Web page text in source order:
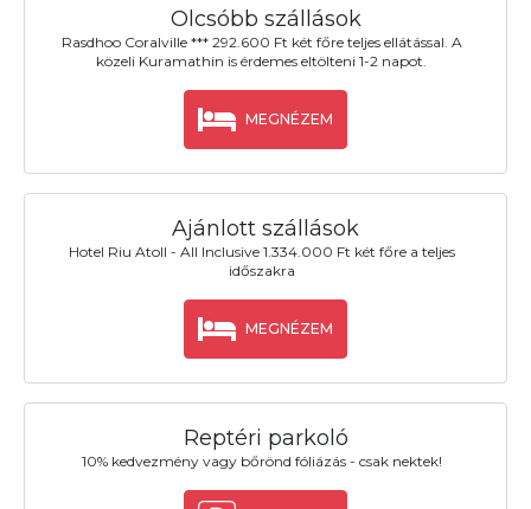
Olcsóbb szállások
Rasdhoo Coralville *** 292.600 Ft két főre teljes ellátással. A
közeli Kuramathin is érdemes eltölteni 1-2 napot.
MEGNÉZEM
Ajánlott szállások
Hotel Riu Atoll - All Inclusive 1.334.000 Ft két főre a teljes
időszakra
MEGNÉZEM
Reptéri parkoló
10% kedvezmény vagy bőrönd fóliázás - csak nektek!